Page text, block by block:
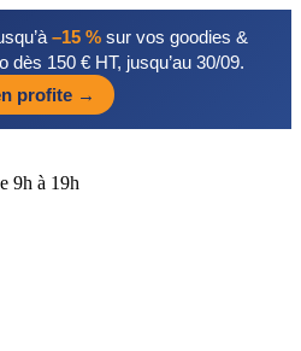
–15 %sur vos goodies &
150 € HT, jusqu’au 30/09.
profite →
9h à 19h